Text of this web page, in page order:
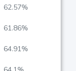
62.57%
61.86%
64.91%